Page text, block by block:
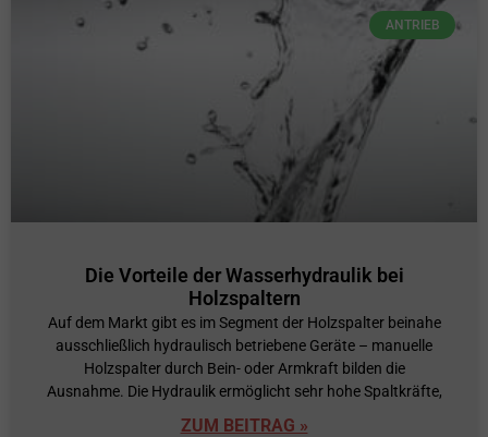
ANTRIEB
Die Vorteile der Wasserhydraulik bei
Holzspaltern
Auf dem Markt gibt es im Segment der Holzspalter beinahe
ausschließlich hydraulisch betriebene Geräte – manuelle
Holzspalter durch Bein- oder Armkraft bilden die
Ausnahme. Die Hydraulik ermöglicht sehr hohe Spaltkräfte,
ZUM BEITRAG »